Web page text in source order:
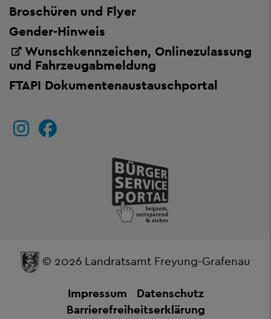
Broschüren und Flyer
Gender-Hinweis
Wunschkennzeichen, Onlinezulassung
und Fahrzeugabmeldung
FTAPI Dokumentenaustauschportal
© 2026 Landratsamt Freyung-Grafenau
Impressum
Datenschutz
Barrierefreiheitserklärung